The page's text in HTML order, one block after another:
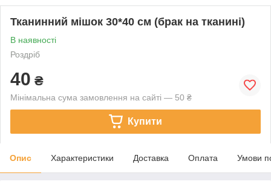
Тканинний мішок 30*40 см (брак на тканині)
В наявності
Роздріб
40 ₴
Мінімальна сума замовлення на сайті — 50 ₴
Купити
Опис Характеристики Доставка Оплата Умови